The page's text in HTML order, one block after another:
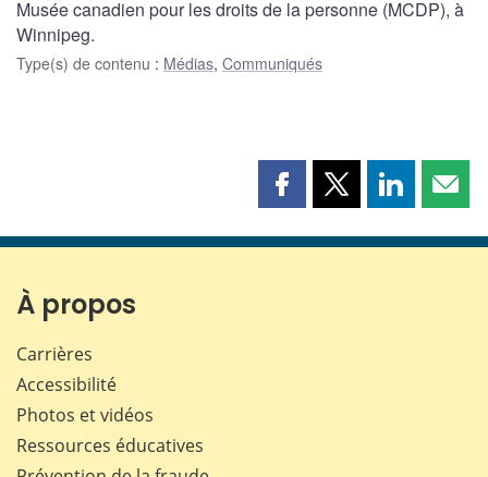
Musée canadien pour les droits de la personne (MCDP), à
Winnipeg.
Type(s) de contenu : Médias, Communiqués
Partager
page
Partager
page
Partager
page page
À propos
Carrières
Accessibilité
Photos et vidéos
Ressources éducatives